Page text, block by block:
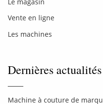
Vente en ligne
Les machines
Dernières actualités
Machine à couture de